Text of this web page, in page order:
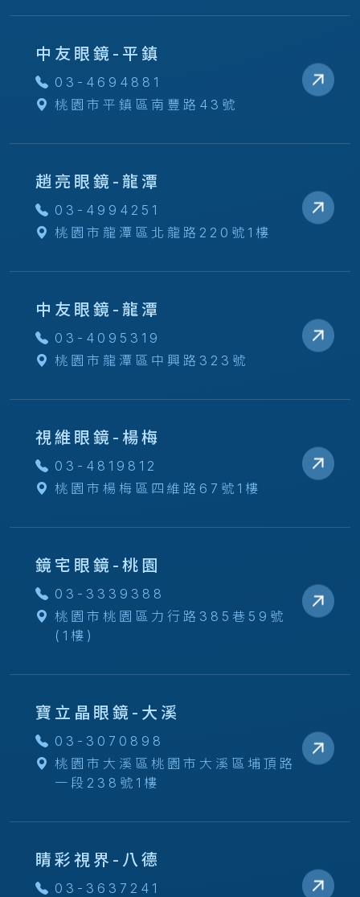
中友眼鏡-平鎮
03-4694881
桃園市平鎮區南豐路43號
趙亮眼鏡-龍潭
03-4994251
桃園市龍潭區北龍路220號1樓
中友眼鏡-龍潭
03-4095319
桃園市龍潭區中興路323號
視維眼鏡-楊梅
03-4819812
桃園市楊梅區四維路67號1樓
鏡宅眼鏡-桃園
03-3339388
桃園市桃園區力行路385巷59號
(1樓)
寶立晶眼鏡-大溪
03-3070898
桃園市大溪區桃園市大溪區埔頂路
一段238號1樓
睛彩視界-八德
03-3637241